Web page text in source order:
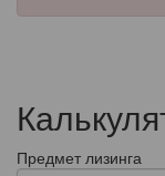
Предмет лизинга